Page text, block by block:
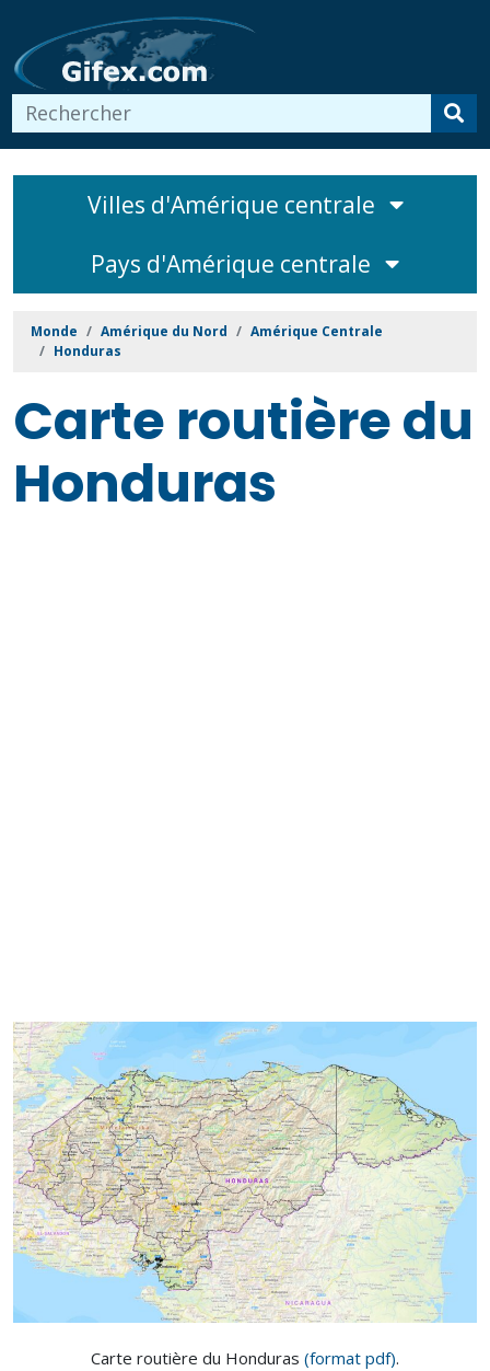
Villes d'Amérique centrale
Pays d'Amérique centrale
Monde Amérique du Nord
Amérique Centrale
Honduras
Carte routière du
Honduras
Carte routière du Honduras (format pdf).